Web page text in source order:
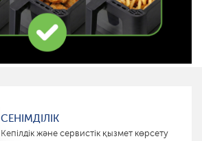
СЕНІМДІЛІК
Кепілдік және сервистік қызмет көрсету